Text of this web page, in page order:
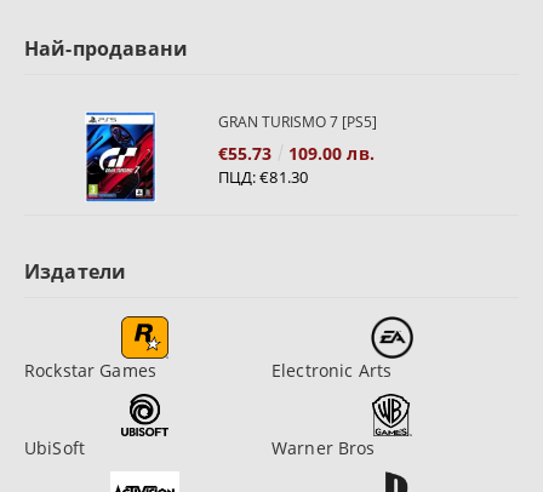
Най-продавани
GRAN TURISMO 7 [PS5]
€55.73 109.00 лв.
ПЦД:€81.30
Издатели
Rockstar Games Electronic Arts
UbiSoft Warner Bros